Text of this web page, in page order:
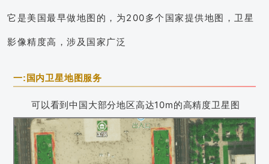
它是美国最早做地图的，为200多个国家提供地图，卫星
影像精度高，涉及国家广泛
一:国内卫星地图服务
可以看到中国大部分地区高达10m的高精度卫星图